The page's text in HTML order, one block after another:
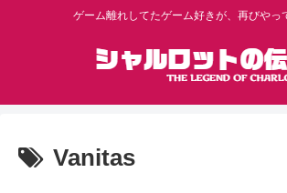
ゲーム離れしてたゲーム好きが、再びやっ
Vanitas